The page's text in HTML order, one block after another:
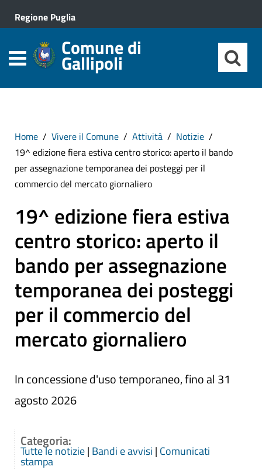
Regione Puglia
Comune di
Gallipoli
Home Vivere il Comune Attività
Notizie
19^ edizione fiera estiva centro storico: aperto il bando
per assegnazione temporanea dei posteggi per il
commercio del mercato giornaliero
19^ edizione fiera estiva
centro storico: aperto il
bando per assegnazione
temporanea dei posteggi
per il commercio del
mercato giornaliero
In concessione d'uso temporaneo, fino al 31
agosto 2026
Categoria:
Tutte le notizie| Bandi e avvisi | Comunicati
stampa